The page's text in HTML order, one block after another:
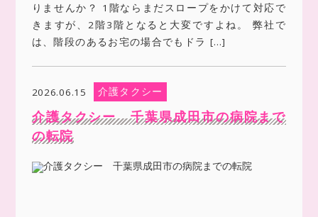
りませんか？ 1階ならまだスロープをかけて対応で
きますが、2階3階となると大変ですよね。 弊社で
は、階段のあるお宅の場合でもドラ […]
2026.06.15 介護タクシー
介護タクシー 千葉県成田市の病院まで
の転院